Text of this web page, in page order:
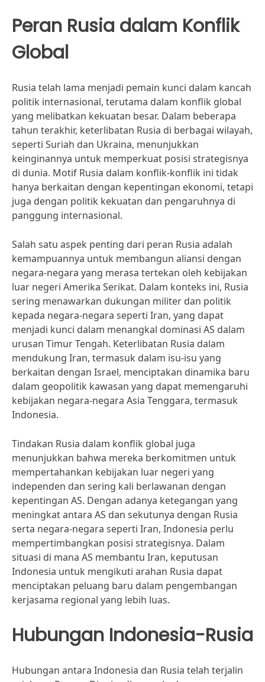
Peran Rusia dalam Konflik
Global
Rusia telah lama menjadi pemain kunci dalam kancah
politik internasional, terutama dalam konflik global
yang melibatkan kekuatan besar. Dalam beberapa
tahun terakhir, keterlibatan Rusia di berbagai wilayah,
seperti Suriah dan Ukraina, menunjukkan
keinginannya untuk memperkuat posisi strategisnya
di dunia. Motif Rusia dalam konflik-konflik ini tidak
hanya berkaitan dengan kepentingan ekonomi, tetapi
juga dengan politik kekuatan dan pengaruhnya di
panggung internasional.
Salah satu aspek penting dari peran Rusia adalah
kemampuannya untuk membangun aliansi dengan
negara-negara yang merasa tertekan oleh kebijakan
luar negeri Amerika Serikat. Dalam konteks ini, Rusia
sering menawarkan dukungan militer dan politik
kepada negara-negara seperti Iran, yang dapat
menjadi kunci dalam menangkal dominasi AS dalam
urusan Timur Tengah. Keterlibatan Rusia dalam
mendukung Iran, termasuk dalam isu-isu yang
berkaitan dengan Israel, menciptakan dinamika baru
dalam geopolitik kawasan yang dapat memengaruhi
kebijakan negara-negara Asia Tenggara, termasuk
Indonesia.
Tindakan Rusia dalam konflik global juga
menunjukkan bahwa mereka berkomitmen untuk
mempertahankan kebijakan luar negeri yang
independen dan sering kali berlawanan dengan
kepentingan AS. Dengan adanya ketegangan yang
meningkat antara AS dan sekutunya dengan Rusia
serta negara-negara seperti Iran, Indonesia perlu
mempertimbangkan posisi strategisnya. Dalam
situasi di mana AS membantu Iran, keputusan
Indonesia untuk mengikuti arahan Rusia dapat
menciptakan peluang baru dalam pengembangan
kerjasama regional yang lebih luas.
Hubungan Indonesia-Rusia
Hubungan antara Indonesia dan Rusia telah terjalin